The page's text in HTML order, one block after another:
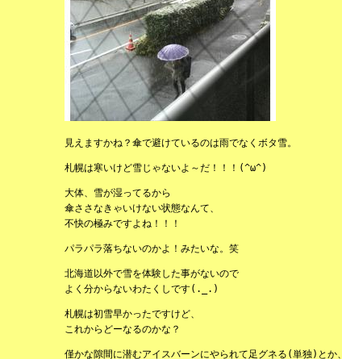
見えますかね？傘で避けているのは雨でなくボタ雪。
札幌は寒いけど雪じゃないよ～だ！！！(^ω^)
大体、雪が湿ってるから
傘ささなきゃいけない状態なんて、
不快の極みですよね！！！
パラパラ落ちないのかよ！みたいな。笑
北海道以外で雪を体験した事がないので
よく分からないわたくしです(._.)
札幌は初雪早かったですけど、
これからどーなるのかな？
僅かな隙間に潜むアイスバーンにやられて足グネる(単独)とか、